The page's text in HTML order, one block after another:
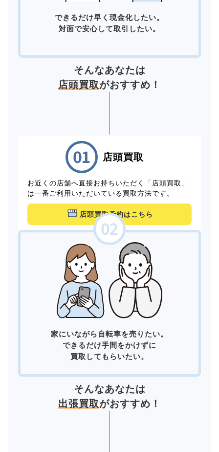
できるだけ早く現金化したい。
対面で安心して取引したい。
そんなあなたは
店頭買取がおすすめ！
店頭買取
お近くの店舗へ直接お持ちいただく「店頭買取」
は一番ご利用いただいている買取方法です。
店頭買取予約はこちら
家にいながら自転車を売りたい。
できるだけ手間をかけずに
買取してもらいたい。
そんなあなたは
出張買取がおすすめ！